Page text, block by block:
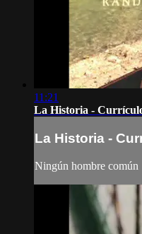
11:21
La Historia -
La Historia -
Ningún hombre común